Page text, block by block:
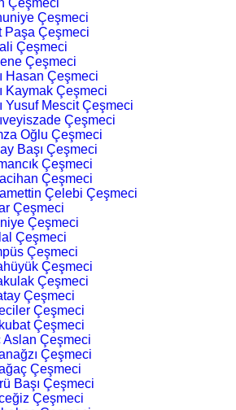
Çeşmeci
Çeşmeci
Paşa Çeşmeci
Çeşmeci
Çeşmeci
Hasan Çeşmeci
Kaymak Çeşmeci
Yusuf Mescit Çeşmeci
Çeşmeci
Oğlu Çeşmeci
Başı Çeşmeci
Çeşmeci
Çeşmeci
Çelebi Çeşmeci
Çeşmeci
Çeşmeci
Çeşmeci
Çeşmeci
Çeşmeci
Çeşmeci
Çeşmeci
Çeşmeci
Çeşmeci
Aslan Çeşmeci
Çeşmeci
Çeşmeci
Başı Çeşmeci
Çeşmeci